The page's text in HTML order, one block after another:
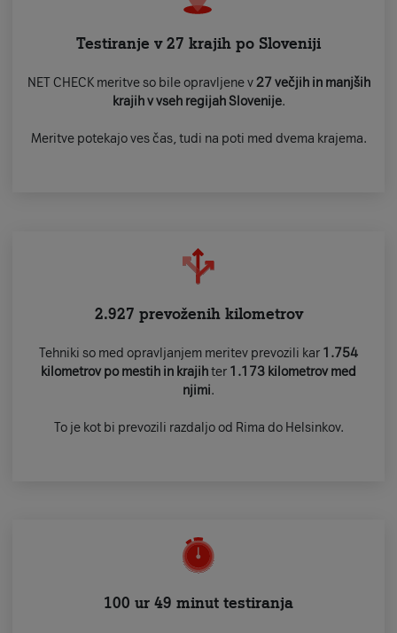
Testiranje v 27 krajih po Sloveniji
NET CHECK meritve so bile opravljene v27 večjih in manjših
krajih v vseh regijah Slovenije.
Meritve potekajo ves čas, tudi na poti med dvema krajema.
2.927 prevoženih kilometrov
Tehniki so med opravljanjem meritev prevozili kar 1.754
kilometrov po mestih in krajihter 1.173 kilometrov med
njimi.
To je kot bi prevozili razdaljo od Rima do Helsinkov.
100 ur 49 minut testiranja